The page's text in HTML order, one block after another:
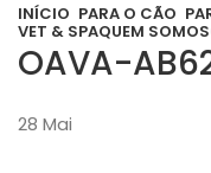
INÍCIO PARA O CÃO
VET & SPAQUEM SOMOS
OAVA-
28 Mai